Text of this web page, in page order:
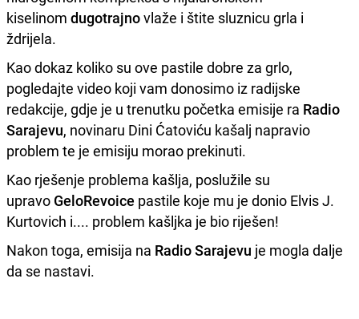
kiselinom dugotrajnovlaže i štite sluznicu grla i
ždrijela.
Kao dokaz koliko su ove pastile dobre za grlo,
pogledajte video koji vam donosimo iz radijske
redakcije, gdje je u trenutku početka emisije ra Radio
Sarajevu, novinaru Dini Ćatoviću kašalj napravio
problem te je emisiju morao prekinuti.
Kao rješenje problema kašlja, poslužile su
upravo GeloRevoice pastile koje mu je donio Elvis J.
Kurtovich i.... problem kašljka je bio riješen!
Nakon toga, emisija na Radio Sarajevu je mogla dalje
da se nastavi.